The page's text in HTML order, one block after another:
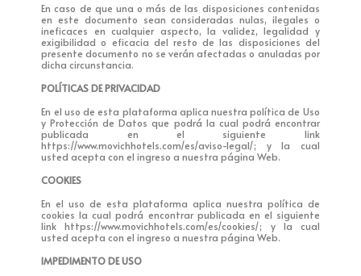
En caso de que una o más de las disposiciones contenidas
en este documento sean consideradas nulas, ilegales o
ineficaces en cualquier aspecto, la validez, legalidad y
exigibilidad o eficacia del resto de las disposiciones del
presente documento no se verán afectadas o anuladas por
dicha circunstancia.
POLÍTICAS DE PRIVACIDAD
En el uso de esta plataforma aplica nuestra política de Uso
y Protección de Datos que podrá la cual podrá encontrar
publicada en el siguiente link
https://www.movichhotels.com/es/aviso-legal/; y la cual
usted acepta con el ingreso a nuestra página Web.
COOKIES
En el uso de esta plataforma aplica nuestra política de
cookies la cual podrá encontrar publicada en el siguiente
link https://www.movichhotels.com/es/cookies/; y la cual
usted acepta con el ingreso a nuestra página Web.
IMPEDIMENTO DE USO